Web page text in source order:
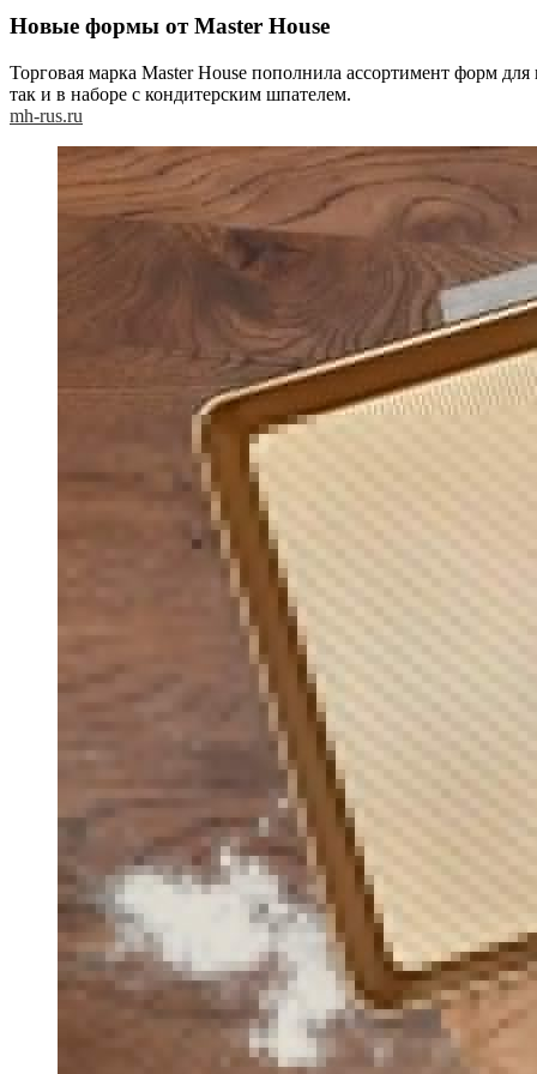
Новые формы от Master House
Торговая марка Master House пополнила ассортимент форм
так и в наборе с кондитерским шпателем.
mh-rus.ru